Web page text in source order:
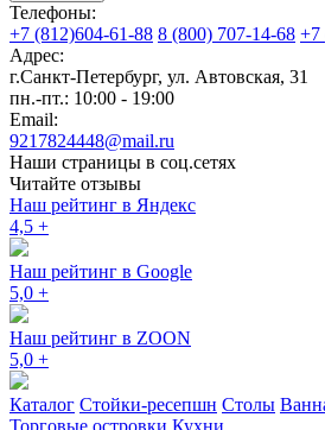
Телефоны:
+7 (812)604-61-88 8 (800) 707-14-68 +7
Адрес:
г.Санкт-Петербург, ул. Автовская, 31
пн.-пт.: 10:00 - 19:00
Email:
9217824448@mail.ru
Наши страницы в соц.сетях
Читайте отзывы
Наш рейтинг в Яндекс
4,5 +
Наш рейтинг в Google
5,0 +
Наш рейтинг в ZOON
5,0 +
Каталог Стойки-ресепшн Столы
Торговые островки Кухни